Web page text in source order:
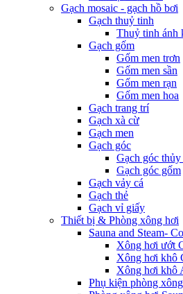
Gạch mosaic - gạch hồ bơi
Gạch thuỷ tinh
Thuỷ tinh ánh
Gạch gốm
Gốm men trơn
Gốm men sần
Gốm men rạn
Gốm men hoa
Gạch trang trí
Gạch xà cừ
Gạch men
Gạch góc
Gạch góc thủy
Gạch góc gốm
Gạch vảy cá
Gạch thẻ
Gạch vỉ giấy
Thiết bị & Phòng xông hơi
Sauna and Steam-
Xông hơi ướt
Xông hơi khô
Xông hơi khô
Phụ kiện phòng